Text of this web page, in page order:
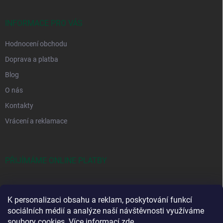
K personalizaci obsahu a reklam, poskytování funkcí
sociálních médií a analýze naší návštěvnosti využíváme
INFORMACE PRO VÁS
Hodnocení obchodu
Doprava a platba
Blog
O nás
Kontakty
Vrácení a reklamace
PŘIJÍMÁME ONLINE PLATBY